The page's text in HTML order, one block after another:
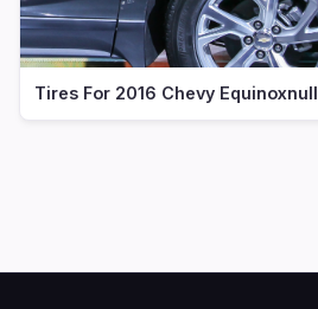
Tires For 2016 Chevy Equinoxnull